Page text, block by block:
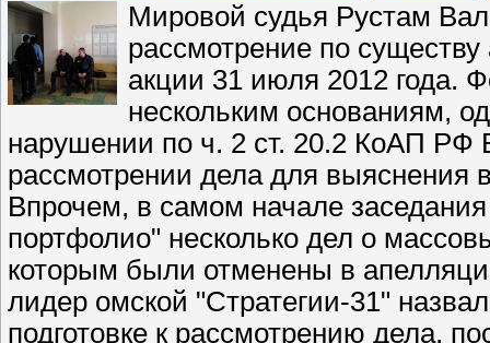
Мировой судья Рустам
рассмотрение по
акции 31 июля 2012 года.
нескольким основаниям,
нарушении по ч. 2 ст. 20.2 КоАП РФ
рассмотрении дела для выяснения
Впрочем, в самом начале
портфолио" несколько дел о
которым были отменены в
лидер омской "Стратегии-31"
подготовке к рассмотрению дела,